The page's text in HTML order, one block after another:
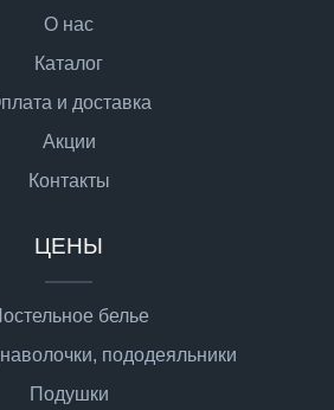
О нас
Каталог
и доставка
Акции
Контакты
ЦЕНЫ
белье
пододеяльники
Подушки